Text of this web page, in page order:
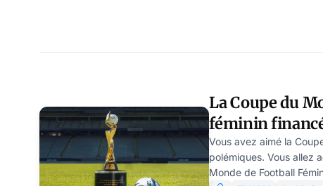
La Coupe du
féminin
Saoudite, par
Vous avez aimé la
polémiques. Vous allez
Monde de Football